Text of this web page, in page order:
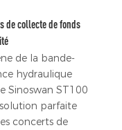
de collecte de fonds
de la bande-
hydraulique
Sinoswan ST100
parfaite
concerts de